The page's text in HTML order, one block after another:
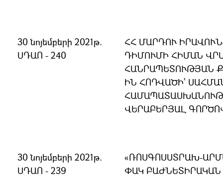
30 նոյեմբերի 2021թ.
ՍԴԱՈ - 240
ՀՀ ՄԱՐԴՈՒ
ԴԻՄՈՒՄԻ ՀԻՄԱՆ
ՀԱՆՐԱՊԵՏՈՒԹՅԱՆ
ԻՆ ՀՈԴՎԱԾԻ՝
ՎԵՐԱԲԵՐՅԱԼ
30 նոյեմբերի 2021թ.
ՍԴԱՈ - 239
«ՌՈՍԳՈՍՍՏՐԱԽ-
ՓԱԿ